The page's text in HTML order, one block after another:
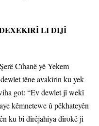
LI DIJÎ
Cîhanê yê Yekem
têne avakirin ku yek
got: “Ev dewlet jî wekî
kêmnetewe û pêkhateyên
ku bi dirêjahiya dîrokê ji